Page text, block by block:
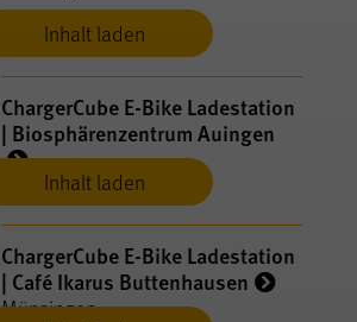
Inhalt laden
Inhalt laden
ChargerCube E-​Bike Ladestation
| Biosphärenzentrum Auingen
Münsingen
ChargerCube E-​Bike Ladestation
| Café Ikarus Buttenhausen
Münsingen